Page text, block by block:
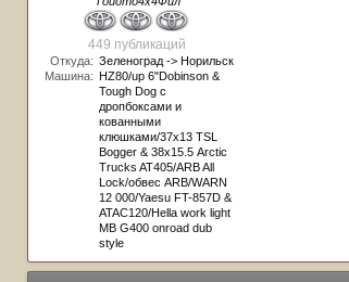
449 публикаций
Откуда: Зеленоград -> Норильск
Машина: HZ80/up 6"Dobinson &
Tough Dog с
дропбоксами и
кованными
клюшками/37x13 TSL
Bogger & 38х15.5 Arctic
Trucks AT405/ARB All
Lock/обвес ARB/WARN
12 000/Yaesu FT-857D &
ATAC120/Hella work light
MB G400 onroad dub
style